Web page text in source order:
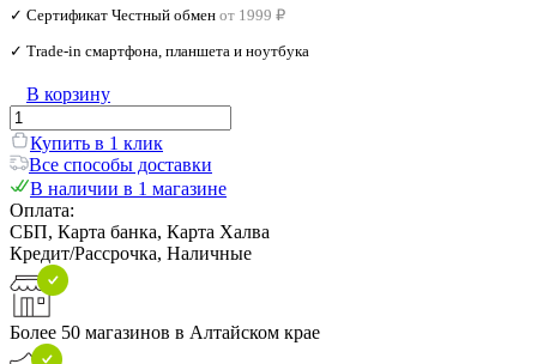
✓ Сертификат Честный обмен от 1999 ₽
✓ Trade‑in смартфона, планшета и ноутбука
В корзину
Купить в 1 клик
Все способы доставки
В наличии в 1 магазине
Оплата:
СБП, Карта банка, Карта Халва
Кредит/Рассрочка, Наличные
Более 50 магазинов в Алтайском крае